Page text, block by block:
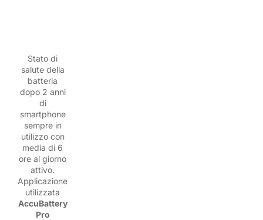
Stato di
salute della
batteria
dopo 2 anni
di
smartphone
sempre in
utilizzo con
media di 6
ore al giorno
attivo.
Applicazione
utilizzata
AccuBattery
Pro